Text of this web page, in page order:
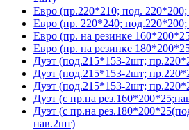
Евро (пр.220*210; под.
Евро (пр. 220*240;
Евро (пр. на резинке
Евро (пр. на резинке
Дуэт (под.215*153-2шт;
Дуэт (под.215*153-2шт;
Дуэт (под.215*153-2шт;
Дуэт (с пр.на
Дуэт (с пр.на
нав.2шт)